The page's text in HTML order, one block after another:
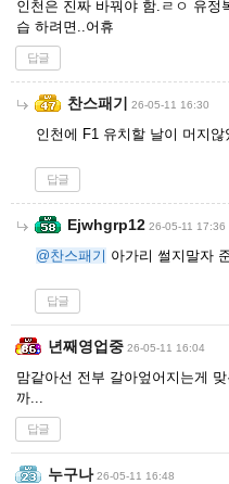
인천은 진짜 바꿔야 함.ㄹㅇ 유
습 하려면..어휴
답글
찬스패기 26-05-11 16:30
인천에 F1 유치할 날이 머지
답글
Ejwhgrp12 26-05-11 17:36
@찬스패기 아가리 썰지말자
답글
년째영업중 26-05-11 16:04
맘같아선 전부 갈아엎어지는게
까...
답글
누구나 26-05-11 16:48